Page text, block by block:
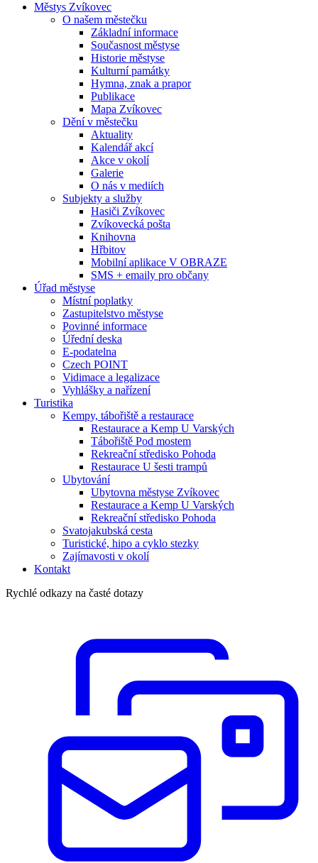
Městys Zvíkovec
O našem městečku
Základní informace
Současnost městyse
Historie městyse
Kulturní památky
Hymna, znak a prapor
Publikace
Mapa Zvíkovec
Dění v městečku
Aktuality
Kalendář akcí
Akce v okolí
Galerie
O nás v mediích
Subjekty a služby
Hasiči Zvíkovec
Zvíkovecká pošta
Knihovna
Hřbitov
Mobilní aplikace V OBRAZE
SMS + emaily pro občany
Úřad městyse
Místní poplatky
Zastupitelstvo městyse
Povinné informace
Úřední deska
E-podatelna
Czech POINT
Vidimace a legalizace
Vyhlášky a nařízení
Turistika
Kempy, tábořiště a restaurace
Restaurace a Kemp U Varských
Tábořiště Pod mostem
Rekreační středisko Pohoda
Restaurace U šesti trampů
Ubytování
Ubytovna městyse Zvíkovec
Restaurace a Kemp U Varských
Rekreační středisko Pohoda
Svatojakubská cesta
Turistické, hipo a cyklo stezky
Zajímavosti v okolí
Kontakt
Rychlé odkazy na časté dotazy